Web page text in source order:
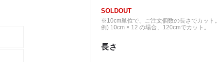
SOLDOUT
※10cm単位で、ご注文個数の長さでカット。
例) 10cm × 12 の場合、120cmでカット。
長さ